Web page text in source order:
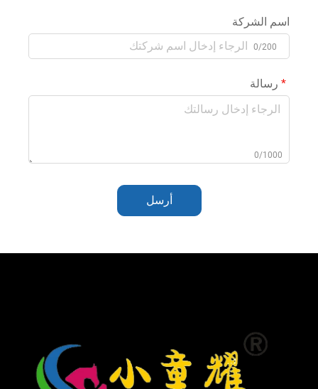
اسم الشركة
0/200
رسالة
0/1000
أرسل